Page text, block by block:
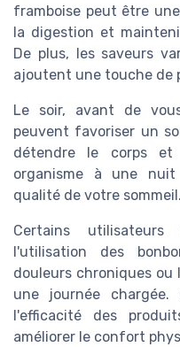
framboise peut être
la digestion et
De plus, les saveurs
ajoutent une touche de
Le soir, avant de
peuvent favoriser un
détendre le corps et
organisme à une nuit
qualité de votre sommeil.
Certains
l'utilisation des
douleurs chroniques ou
une journée chargée.
l'efficacité des
améliorer le confort